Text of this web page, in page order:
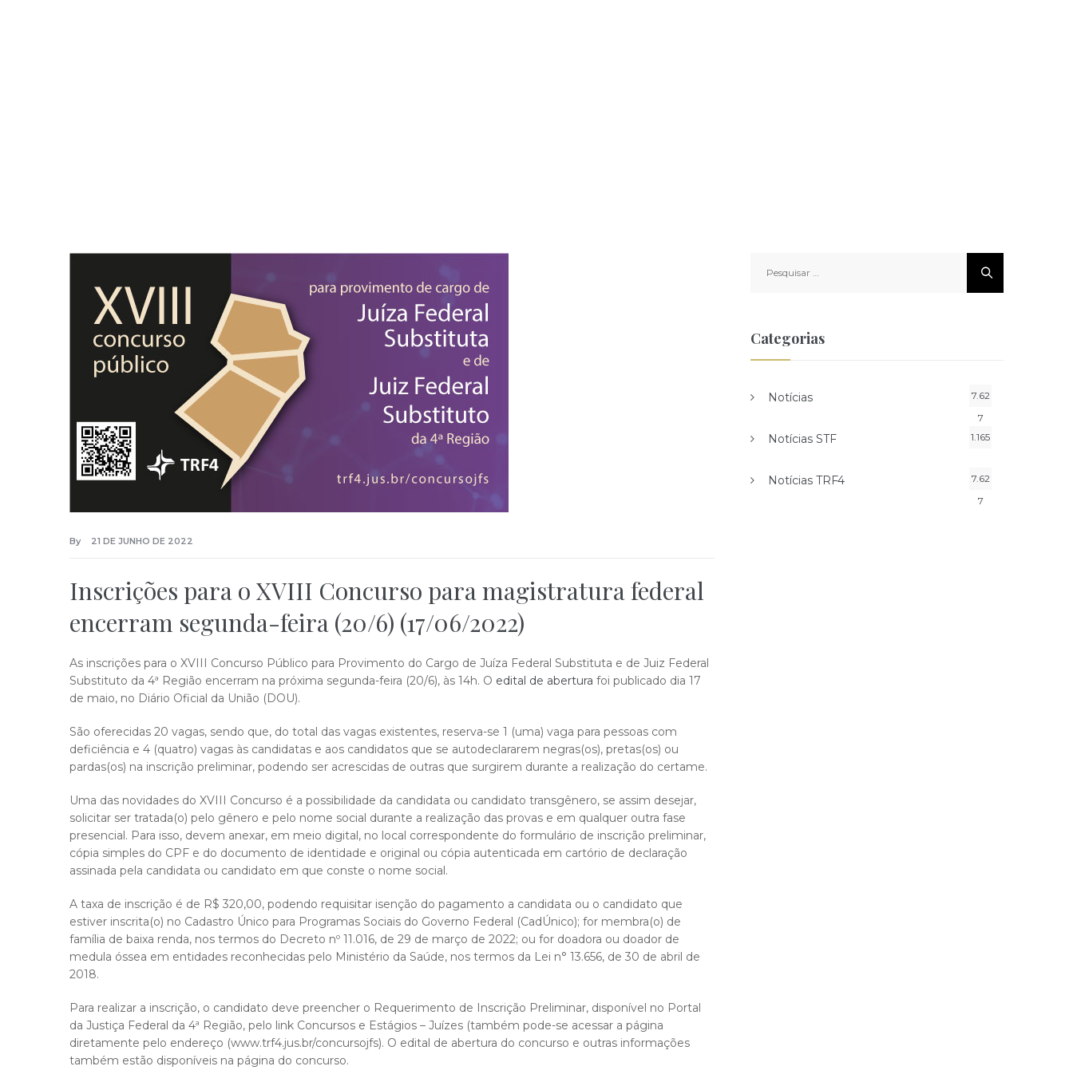
By 21 DE JUNHO DE 2022
Inscrições para o XVIII Concurso para magistratura federal
encerram segunda-feira (20/6) (17/06/2022)
As inscrições para o XVIII Concurso Público para Provimento do Cargo de Juíza Federal Substituta e de Juiz Federal
Substituto da 4ª Região encerram na próxima segunda-feira (20/6), às 14h. O edital de abertura foi publicado dia 17
de maio, no Diário Oficial da União (DOU).
São oferecidas 20 vagas, sendo que, do total das vagas existentes, reserva-se 1 (uma) vaga para pessoas com
deficiência e 4 (quatro) vagas às candidatas e aos candidatos que se autodeclararem negras(os), pretas(os) ou
pardas(os) na inscrição preliminar, podendo ser acrescidas de outras que surgirem durante a realização do certame.
Uma das novidades do XVIII Concurso é a possibilidade da candidata ou candidato transgênero, se assim desejar,
solicitar ser tratada(o) pelo gênero e pelo nome social durante a realização das provas e em qualquer outra fase
presencial. Para isso, devem anexar, em meio digital, no local correspondente do formulário de inscrição preliminar,
cópia simples do CPF e do documento de identidade e original ou cópia autenticada em cartório de declaração
assinada pela candidata ou candidato em que conste o nome social.
A taxa de inscrição é de R$ 320,00, podendo requisitar isenção do pagamento a candidata ou o candidato que
estiver inscrita(o) no Cadastro Único para Programas Sociais do Governo Federal (CadÚnico); for membra(o) de
família de baixa renda, nos termos do Decreto nº 11.016, de 29 de março de 2022; ou for doadora ou doador de
medula óssea em entidades reconhecidas pelo Ministério da Saúde, nos termos da Lei n° 13.656, de 30 de abril de
2018.
Para realizar a inscrição, o candidato deve preencher o Requerimento de Inscrição Preliminar, disponível no Portal
da Justiça Federal da 4ª Região, pelo link Concursos e Estágios – Juízes (também pode-se acessar a página
diretamente pelo endereço (www.trf4.jus.br/concursojfs). O edital de abertura do concurso e outras informações
também estão disponíveis na página do concurso.
por:
Categorias
Notícias
7.62
7
Notícias STF 1.165
Notícias TRF4
7.62
7